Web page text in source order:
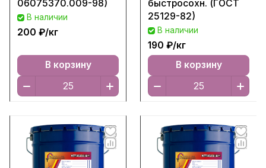
06075370.009-98)
В наличии
200 ₽/кг
В корзину
быстросохн. (ГОСТ
25129-82)
В наличии
190 ₽/кг
В корзину